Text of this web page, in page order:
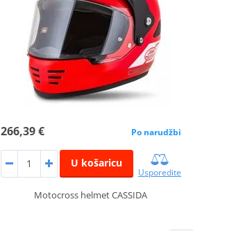
266,39 € Po narudžbi
U košaricu
Usporedite
Motocross helmet CASSIDA